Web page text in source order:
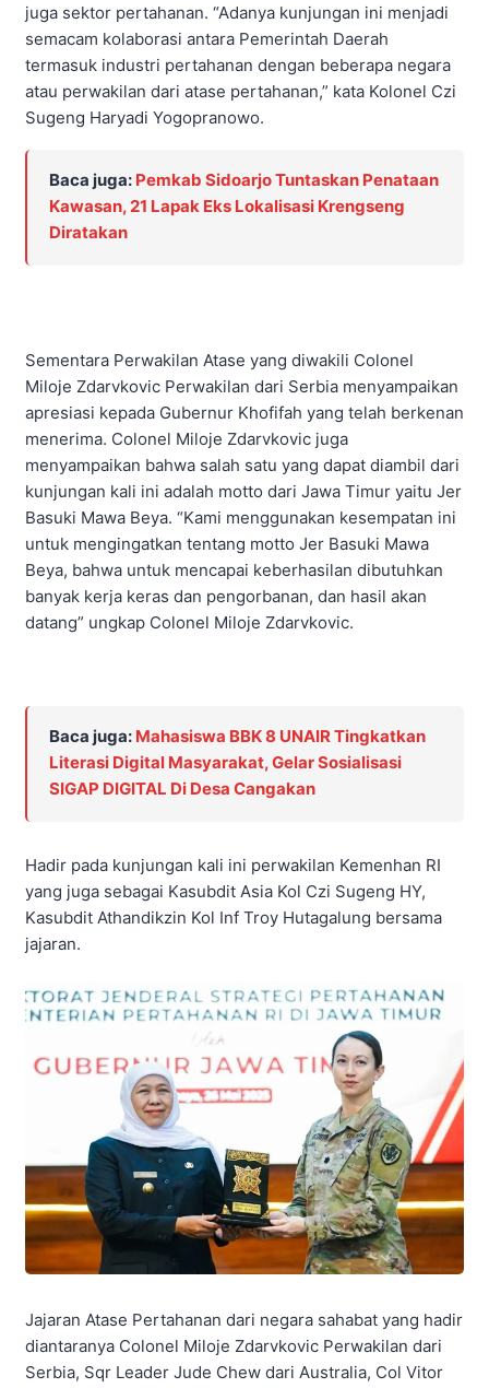
juga sektor pertahanan. “Adanya kunjungan ini menjadi
semacam kolaborasi antara Pemerintah Daerah
termasuk industri pertahanan dengan beberapa negara
atau perwakilan dari atase pertahanan,” kata Kolonel Czi
Sugeng Haryadi Yogopranowo.
Baca juga: Pemkab Sidoarjo Tuntaskan Penataan
Kawasan, 21 Lapak Eks Lokalisasi Krengseng
Diratakan
Sementara Perwakilan Atase yang diwakili Colonel
Miloje Zdarvkovic Perwakilan dari Serbia menyampaikan
apresiasi kepada Gubernur Khofifah yang telah berkenan
menerima. Colonel Miloje Zdarvkovic juga
menyampaikan bahwa salah satu yang dapat diambil dari
kunjungan kali ini adalah motto dari Jawa Timur yaitu Jer
Basuki Mawa Beya. “Kami menggunakan kesempatan ini
untuk mengingatkan tentang motto Jer Basuki Mawa
Beya, bahwa untuk mencapai keberhasilan dibutuhkan
banyak kerja keras dan pengorbanan, dan hasil akan
datang” ungkap Colonel Miloje Zdarvkovic.
Baca juga: Mahasiswa BBK 8 UNAIR Tingkatkan
Literasi Digital Masyarakat, Gelar Sosialisasi
SIGAP DIGITAL Di Desa Cangakan
Hadir pada kunjungan kali ini perwakilan Kemenhan RI
yang juga sebagai Kasubdit Asia Kol Czi Sugeng HY,
Kasubdit Athandikzin Kol Inf Troy Hutagalung bersama
jajaran.
Jajaran Atase Pertahanan dari negara sahabat yang hadir
diantaranya Colonel Miloje Zdarvkovic Perwakilan dari
Serbia, Sqr Leader Jude Chew dari Australia, Col Vitor